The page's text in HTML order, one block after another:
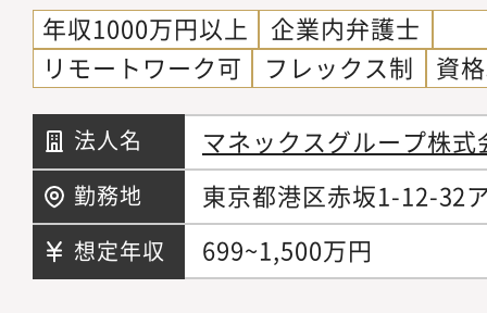
年収1000万円以上
企業内弁護士
リモートワーク可
フレックス制 資
法人名 マネックスグループ株式
勤務地 東京都港区赤坂1-12-32
想定年収 699~1,500万円